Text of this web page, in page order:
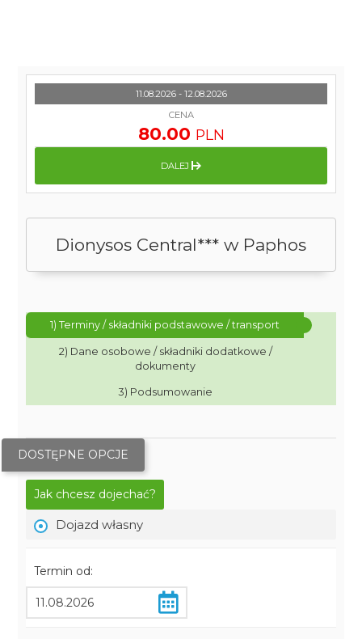
Dionysos Central*** w Paphos
1) Terminy / składniki podstawowe / transport
2) Dane osobowe / składniki dodatkowe /
dokumenty
3) Podsumowanie
DOSTĘPNE OPCJE
Jak chcesz dojechać?
Dojazd własny
Termin od:
11.08.2026 - 12.08.2026
CENA
80.00 PLN
DALEJ